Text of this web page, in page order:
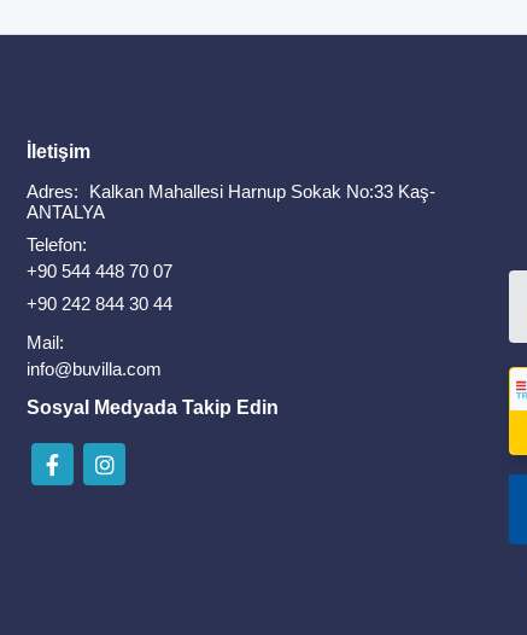
İletişim
Adres:
Kalkan Mahallesi Harnup Sokak No:33 Kaş-
ANTALYA
Telefon:
+90 544 448 70 07
+90 242 844 30 44
Mail:
info@buvilla.com
Sosyal Medyada Takip Edin